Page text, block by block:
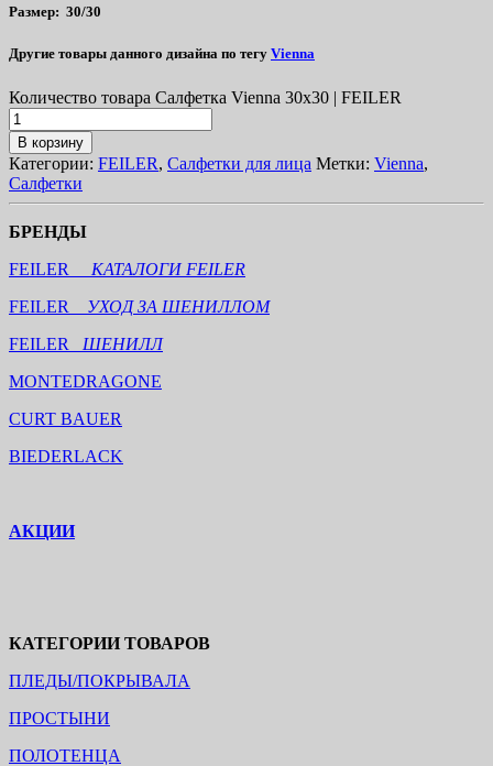
Размер: 30/30
Другие товары данного дизайна по тегу Vienna
Количество товара Салфетка Vienna 30x30 | FEILER
В корзину
Категории: FEILER, Салфетки для лица Метки: Vienna,
Салфетки
БРЕНДЫ
FEILER КАТАЛОГИ FEILER
FEILER
УХОД ЗА ШЕНИЛЛОМ
FEILER ШЕНИЛЛ
MONTEDRAGONE
CURT BAUER
BIEDERLACK
АКЦИИ
КАТЕГОРИИ ТОВАРОВ
ПЛЕДЫ/ПОКРЫВАЛА
ПРОСТЫНИ
ПОЛОТЕНЦА